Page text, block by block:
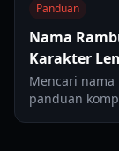
Panduan
Nama
Karakter
Mencari nama
panduan